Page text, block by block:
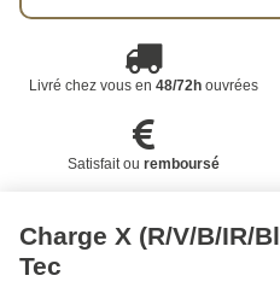
Livré chez vous en 48/72houvrées
Satisfait ou remboursé
Charge X (R/V/B/IR/
Tec